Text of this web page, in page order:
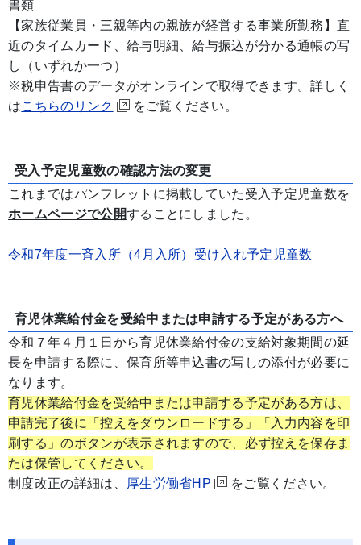
書類
【家族従業員・三親等内の親族が経営する事業所勤務】直
近のタイムカード、給与明細、給与振込が分かる通帳の写
し（いずれか一つ）
※税申告書のデータがオンラインで取得できます。詳しく
はこちらのリンク をご覧ください。
受入予定児童数の確認方法の変更
これまではパンフレットに掲載していた受入予定児童数を
ホームページで公開することにしました。
令和7年度一斉入所（4月入所）受け入れ予定児童数
育児休業給付金を受給中または申請する予定がある方へ
令和７年４月１日から育児休業給付金の支給対象期間の延
長を申請する際に、保育所等申込書の写しの添付が必要に
なります。
育児休業給付金を受給中または申請する予定がある方は、
申請完了後に「控えをダウンロードする」「入力内容を印
刷する」のボタンが表示されますので、必ず控えを保存ま
たは保管してください。
制度改正の詳細は、
厚生労働省HP をご覧ください。